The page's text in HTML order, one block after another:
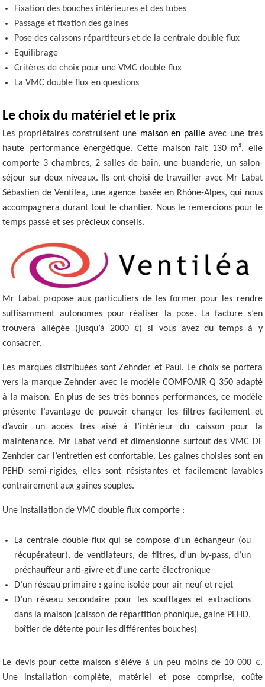
Fixation des bouches intérieures et des tubes
Passage et fixation des gaines
Pose des caissons répartiteurs et de la centrale double flux
Equilibrage
Critères de choix pour une VMC double flux
La VMC double flux en questions
Le choix du matériel et le prix
Les propriétaires construisent une maison en paille avec une très
haute performance énergétique. Cette maison fait 130 m², elle
comporte 3 chambres, 2 salles de bain, une buanderie, un salon-
séjour sur deux niveaux. Ils ont choisi de travailler avec Mr Labat
Sébastien de Ventilea, une agence basée en Rhône-Alpes, qui nous
accompagnera durant tout le chantier. Nous le remercions pour le
temps passé et ses précieux conseils.
Mr Labat propose aux particuliers de les former pour les rendre
suffisamment autonomes pour réaliser la pose. La facture s’en
trouvera allégée (jusqu’à 2000 €) si vous avez du temps à y
consacrer.
Les marques distribuées sont Zehnder et Paul. Le choix se portera
vers la marque Zehnder avec le modèle COMFOAIR Q 350 adapté
à la maison. En plus de ses très bonnes performances, ce modèle
présente l’avantage de pouvoir changer les filtres facilement et
d’avoir un accès très aisé à l’intérieur du caisson pour la
maintenance. Mr Labat vend et dimensionne surtout des VMC DF
Zenhder car l’entretien est confortable. Les gaines choisies sont en
PEHD semi-rigides, elles sont résistantes et facilement lavables
contrairement aux gaines souples.
Une installation de VMC double flux comporte :
La centrale double flux qui se compose d’un échangeur (ou
récupérateur), de ventilateurs, de filtres, d’un by-pass, d’un
préchauffeur anti-givre et d’une carte électronique
D’un réseau primaire : gaine isolée pour air neuf et rejet
D’un réseau secondaire pour les soufflages et extractions
dans la maison (caisson de répartition phonique, gaine PEHD,
boîtier de détente pour les différentes bouches)
Le devis pour cette maison s'élève à un peu moins de 10 000 €.
Une installation complète, matériel et pose comprise, coûte